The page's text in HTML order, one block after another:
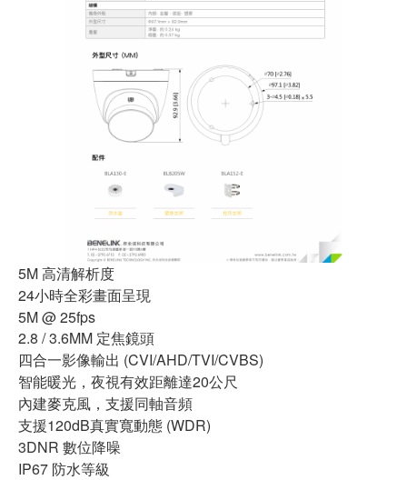
5M 高清解析度
24小時全彩畫面呈現
5M @ 25fps
2.8 / 3.6MM 定焦鏡頭
四合一影像輸出 (CVI/AHD/TVI/CVBS)
智能暖光，夜視有效距離達20公尺
內建麥克風，支援同軸音頻
支援120dB真實寬動態 (WDR)
3DNR 數位降噪
IP67 防水等級